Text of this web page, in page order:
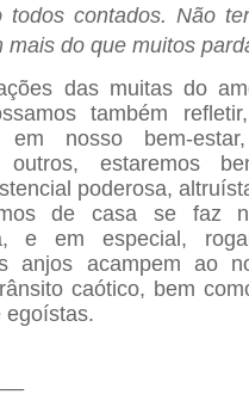
todos contados. Não
mais do que muitos
das muitas do
também refletir,
em nosso bem-
estaremos
poderosa,
de casa se faz
e em especial,
anjos acampem ao
caótico, bem
egoístas.